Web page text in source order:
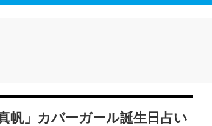
帆」カバーガール誕生日占い